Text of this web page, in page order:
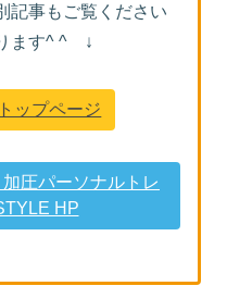
記事もご覧ください
ます^ ^ ↓
ップページ
圧パーソナルトレ
HP